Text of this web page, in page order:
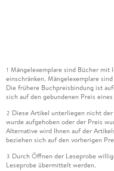
1 Mängelexemplare sind Bücher mit
einschränken. Mängelexemplare
Die frühere Buchpreisbindung ist
sich auf den gebundenen Preis
2 Diese Artikel unterliegen nicht
wurde aufgehoben oder der Preis
Alternative wird Ihnen auf der
beziehen sich auf den vorherigen
3 Durch Öffnen der Leseprobe
Leseprobe übermittelt werden.